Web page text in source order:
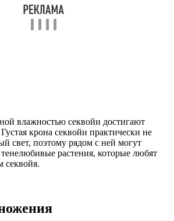
влажностью секвойи достигают
крона секвойи практически не
свет, поэтому рядом с ней могут
тенелюбивые растения, которые любят
секвойя.